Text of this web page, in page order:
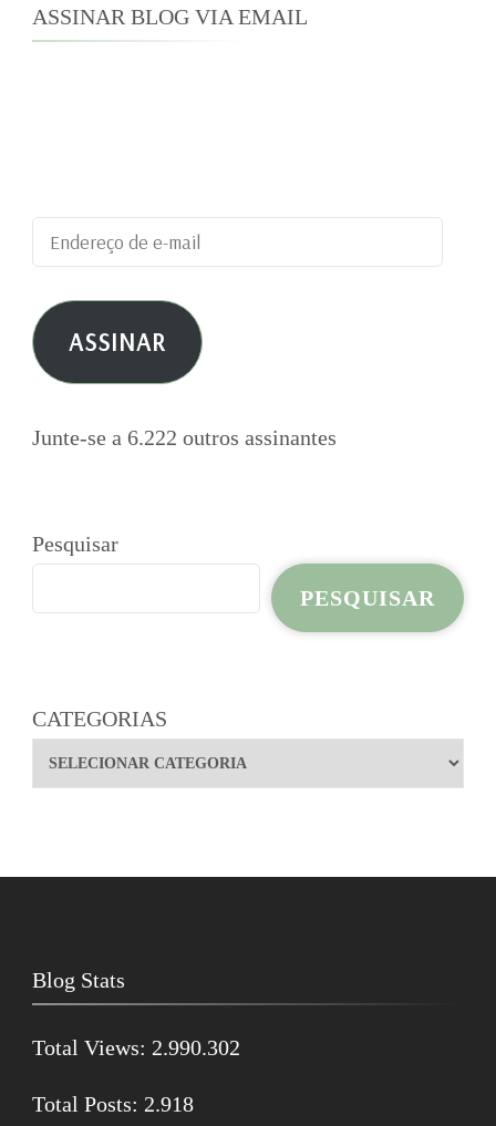
ASSINAR BLOG VIA EMAIL
Endereço
de
e-
mail ASSINAR
Junte-se a 6.222 outros assinantes
Pesquisar
PESQUISAR
CATEGORIAS
Blog Stats
Total Views: 2.990.302
Total Posts: 2.918